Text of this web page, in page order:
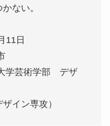
ない。
11日
学芸術学部 デザ
イン専攻）